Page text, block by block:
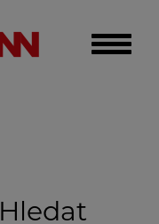
Toggle
Hledat